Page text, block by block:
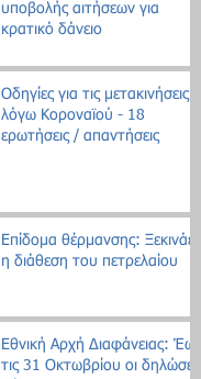
υποβολής αιτήσεων για
κρατικό δάνειο
Οδηγίες για τις μετακινήσεις
λόγω Κοροναϊού - 18
ερωτήσεις / απαντήσεις
Επίδομα θέρμανσης: Ξεκινάει
η διάθεση του πετρελαίου
Εθνική Αρχή Διαφάνειας: Έως
τις 31 Οκτωβρίου οι δηλώσεις